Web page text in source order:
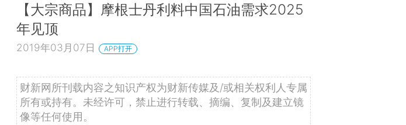
【大宗商品】摩根士丹利料中国石油需求2025
年见顶
2019年03月07日 APP打开
财新网所刊载内容之知识产权为财新传媒及/或相关权利人专属
所有或持有。未经许可，禁止进行转载、摘编、复制及建立镜
像等任何使用。